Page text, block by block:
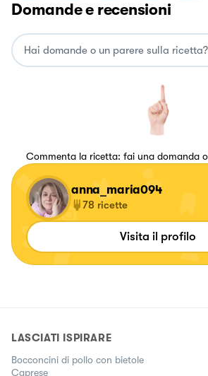
Domande e recensioni
Commenta la ricetta: fai una domanda
anna_maria094
78 ricette
Visita il profilo
LASCIATI ISPIRARE
Bocconcini di pollo con bietole
Caprese